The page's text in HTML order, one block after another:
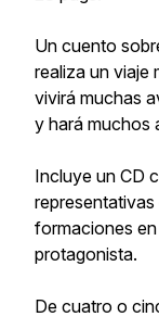
Un cuento
realiza un viaje
vivirá muchas
y hará muchos
Incluye un CD
formaciones
protagonista.
De cuatro o